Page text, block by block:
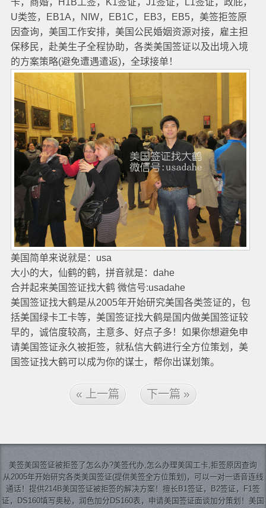
U类签，EB1A，NIW，EB1C，EB3，EB5，美签拒签原
因查询，美国工作安排，美国公民婚姻资源对接，雇主担
保移民，赴美生子全程协助，各类美国签证以及出境入境
的方案策略(避免遭遇遣返)，全球接单！
美国简单来说就是：usa
大小的大，仙鹤的鹤，拼音就是：dahe
合并起来美国签证找大鹤 微信号:usadahe
美国签证找大鹤是从2005年开始研究美国各类签证的，包
括美国绿卡工卡等，美国签证找大鹤是国内做美国签证较
早的，诚信度较高，主意多、好点子多！如果你想避免申
请美国签证永久被拒签，就私信大鹤进行全方位策划，美
国签证找大鹤可以成为你的谋士，帮你出谋划策。
« 上一篇 下一篇 »
美签美国签证被拒签了怎么办?美签代办,怎么办理美国工卡,拒签原因查询
从2005年开始研究各类美国签证(提供美签全方位策划)，可以一对一语音连线
通话！提供214B美国签证被拒签的解决方案！擅长B1签证，B2签证，F1签
证，DS160填写奥秘，润色加分DS160表，申请美国签证面谈加分策划！美国